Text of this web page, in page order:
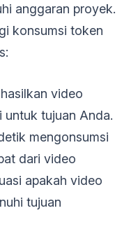
anggaran proyek.
konsumsi token
video
untuk tujuan Anda.
mengonsumsi
dari video
apakah video
tujuan